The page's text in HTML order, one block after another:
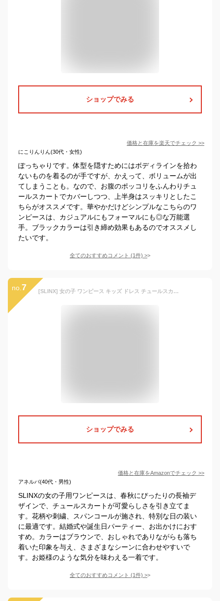
ショップでみる
価格と在庫を楽天でチェック >>
にこりんりん(30代・女性)
ぽっちゃりです。体型を隠すためにはボディラインを拾わ
ないものを着るのが手ですが、かえって、ボリュームが出
てしまうことも。なので、お腹のポッコリをふんわりチュ
ールスカートでカバーしつつ、上半身はスッキリとしたこ
ちらがオススメです。華やかだけどシンプルなこちらのワ
ンピースは、カジュアルにもフォーマルにも◎な万能選
手。ブラックカラーは引き締め効果もあるのでオススメし
たいです。
全てのおすすめコメント (1件) >
no. 7 [SLINX] 女の子 ワンピース キッズ ドレス チュールスカート スパンコール 花柄 刺繍 結婚式 春 秋 長袖 かわいい おしゃれ 誕生日 お姫様 お出かけ qz15 (110, ブラウン)
ショップでみる
価格と在庫をAmazonでチェック >>
アネルバ(40代・男性)
SLINXの女の子用ワンピースは、春秋にぴったりの長袖デ
ザインで、チュールスカートが可愛らしさを引き立てま
す。花柄や刺繍、スパンコールが施され、特別な日の装い
に最適です。結婚式や誕生日パーティー、お出かけにおす
すめ。カラーはブラウンで、おしゃれでありながらも落ち
着いた印象を与え、さまざまなシーンに合わせやすいで
す。お姫様のような気分を味わえる一着です。
全てのおすすめコメント (1件) >